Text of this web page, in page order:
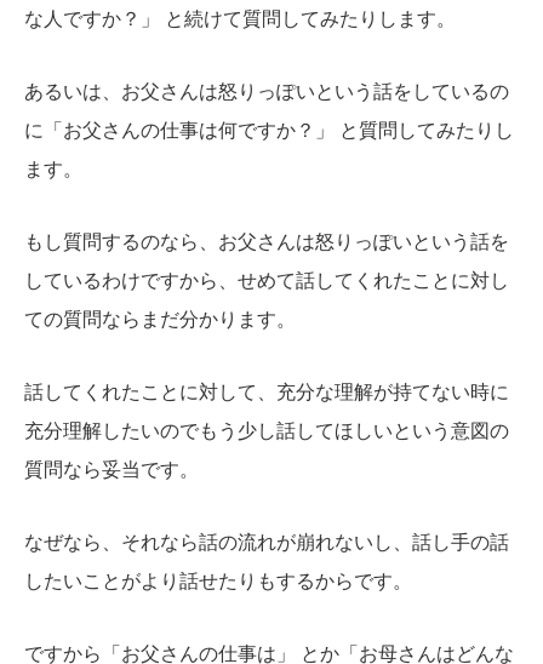
な人ですか？」 と続けて質問してみたりします。
あるいは、お父さんは怒りっぽいという話をしているの
に「お父さんの仕事は何ですか？」 と質問してみたりし
ます。
もし質問するのなら、お父さんは怒りっぽいという話を
しているわけですから、せめて話してくれたことに対し
ての質問ならまだ分かります。
話してくれたことに対して、充分な理解が持てない時に
充分理解したいのでもう少し話してほしいという意図の
質問なら妥当です。
なぜなら、それなら話の流れが崩れないし、話し手の話
したいことがより話せたりもするからです。
ですから「お父さんの仕事は」 とか「お母さんはどんな